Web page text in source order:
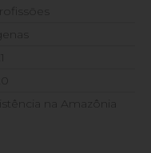
na Amazônia